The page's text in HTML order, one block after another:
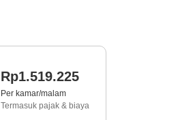
Rp1.519.225
Per kamar/malam
Termasuk pajak & biaya